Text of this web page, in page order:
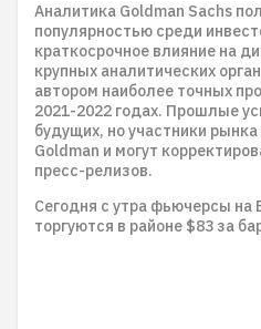
Аналитика Goldman Sachs
популярностью среди
краткосрочное влияние на
крупных аналитических
автором наиболее точных
2021-2022 годах. Прошлые
будущих, но участники
Goldman и могут
пресс-релизов.
Сегодня с утра фьючерсы на
торгуются в районе $83 за